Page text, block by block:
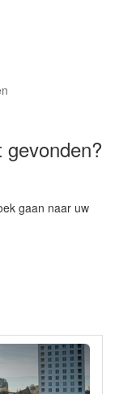
gevonden?
gaan naar uw